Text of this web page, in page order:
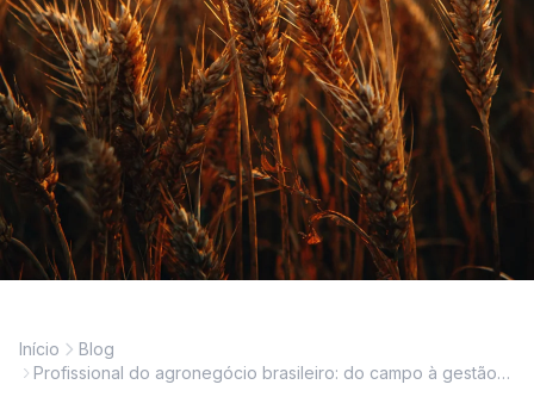
Início
Blog
Profissional do agronegócio brasileiro: do campo à gestão